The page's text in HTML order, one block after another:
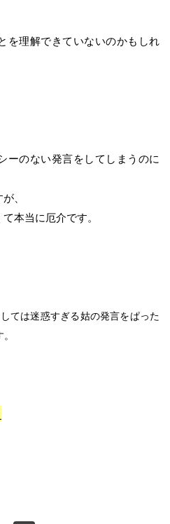
を理解できていないのかもしれ
ーのない発言をしてしまうのに
、
本当に厄介です。
ては迷惑すぎる姑の発言をぱった